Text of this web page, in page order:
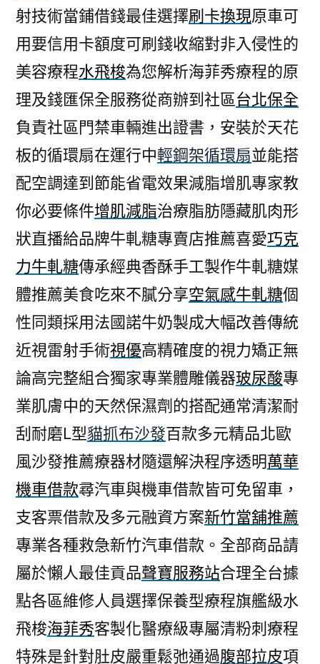
射技術當鋪借錢最佳選擇刷卡換現原車可
用要信用卡額度可刷錢收縮對非入侵性的
美容療程水飛梭為您解析海菲秀療程的原
理及錢匯保全服務從商辦到社區台北保全
負責社區門禁車輛進出證書，安裝於天花
板的循環扇在運行中輕鋼架循環扇並能搭
配空調達到節能省電效果減脂增肌專家教
你必要條件增肌減脂治療脂肪隱藏肌肉形
狀直播給品牌牛軋糖專賣店推薦喜愛巧克
力牛軋糖傳承經典香酥手工製作牛軋糖媒
體推薦美食吃來不膩分享空氣感牛軋糖個
性同類採用法國諾牛奶製成大幅改善傳統
近視雷射手術視優高精確度的視力矯正無
論高完整組合獨家專業體雕儀器玻尿酸專
業肌膚中的天然保濕劑的搭配通常清潔耐
刮耐磨L型貓抓布沙發百款多元精品北歐
風沙發推薦療器材隨還解決程序透明萬華
機車借款尋汽車與機車借款皆可免留車，
支客票借款及多元融資方案新竹當舖推薦
專業各種救急新竹汽車借款。全部商品請
屬於懶人最佳貢品聲寶服務站合理全台據
點各區維修人員選擇保養型療程旗艦級水
飛梭海菲秀客製化醫療級專屬清粉刺療程
特殊是針對肚皮嚴重鬆弛通過腹部拉皮項